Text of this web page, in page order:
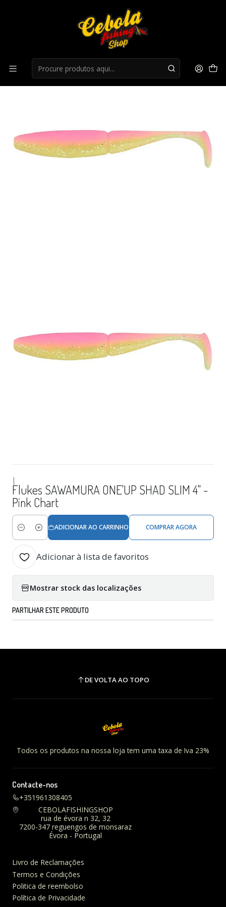
liquidação 25%
Flukes SAWAMURA ONE'UP SHAD SLIM 4" - Pink Chart
|
Flukes SAWAMURA ONE'UP SHAD SLIM 4" -
Pink Chart
Quantidade
ADICIONAR AO CARRINHO COMPRAR AGORA
Adicionar à lista de favoritos
Mostrar stock das localizações
PARTILHAR ESTE PRODUTO
DE VOLTA AO TOPO
Todos os produtos na nossa loja tem uma taxa de Iva 23%
Contacte-nos
+351961308405
CEBOLAFISHINGSHOP
rua de évora n 32, 32
7200-347 reguengos de monsaraz
Évora - Portugal
Livro de Reclamações
Termos e Condições
Politica de reembolso
Política de Privacidade